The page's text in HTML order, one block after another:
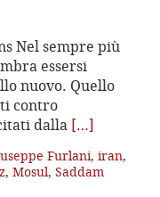
Nel sempre più
essersi
nuovo. Quello
contro
dalla […]
Furlani, iran,
, Mosul, Saddam